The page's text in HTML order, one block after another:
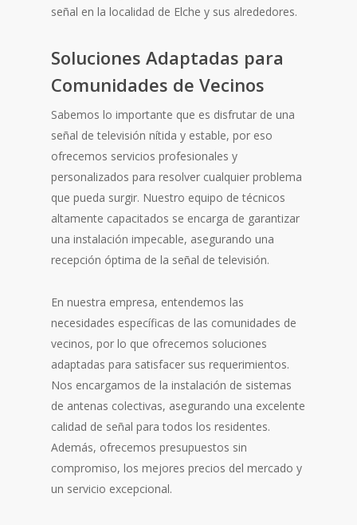
señal en la localidad de Elche y sus alrededores.
Soluciones Adaptadas para
Comunidades de Vecinos
Sabemos lo importante que es disfrutar de una
señal de televisión nítida y estable, por eso
ofrecemos servicios profesionales y
personalizados para resolver cualquier problema
que pueda surgir. Nuestro equipo de técnicos
altamente capacitados se encarga de garantizar
una instalación impecable, asegurando una
recepción óptima de la señal de televisión.
En nuestra empresa, entendemos las
necesidades específicas de las comunidades de
vecinos, por lo que ofrecemos soluciones
adaptadas para satisfacer sus requerimientos.
Nos encargamos de la instalación de sistemas
de antenas colectivas, asegurando una excelente
calidad de señal para todos los residentes.
Además, ofrecemos presupuestos sin
compromiso, los mejores precios del mercado y
un servicio excepcional.